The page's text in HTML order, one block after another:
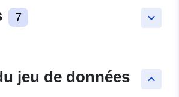
keyboard_arrow_down
7
keyboard_arrow_up
jeu de données